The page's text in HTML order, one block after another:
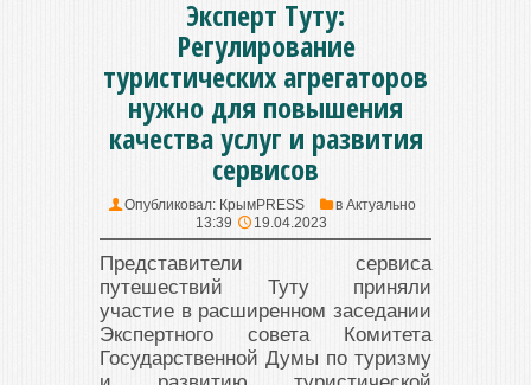
Эксперт Туту:
Регулирование
туристических агрегаторов
нужно для повышения
качества услуг и развития
сервисов
Опубликовал: КрымPRESS в Актуально
13:39
19.04.2023
Представители сервиса
путешествий Туту приняли
участие в расширенном заседании
Экспертного совета Комитета
Государственной Думы по туризму